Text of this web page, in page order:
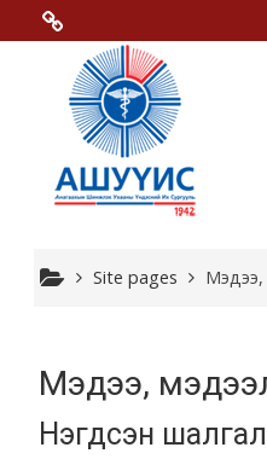
Skip to main content
Menu 2
Moodle
Moodle free
Moodle
Moodle.com
Site pages Мэдээ,
Мэдээ,
Нэгдсэн